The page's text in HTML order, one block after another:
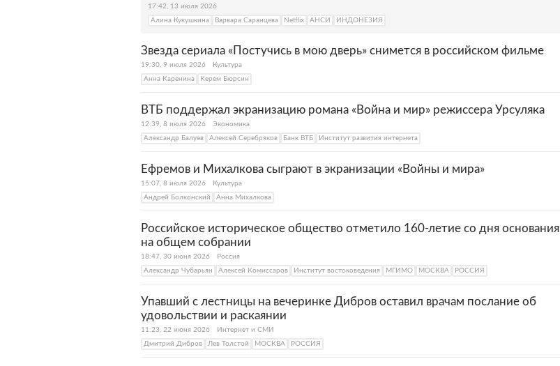
17:42, 13 июля 2026
Алина Кукушкина
Варвара Саранцева Netflix АНСИ ИНДОНЕЗИЯ
Звезда сериала «Постучись в мою дверь» снимется в российском фильме
19:30, 9 июля 2026
Культура
Анна Каренина
Керем Бюрсин
ВТБ поддержал экранизацию романа «Война и мир» режиссера Урсуляка
12:39, 8 июля 2026
Экономика
Александр Балуев
Алексей Серебряков Банк ВТБ Институт развития интернета
Ефремов и Михалкова сыграют в экранизации «Войны и мира»
15:07, 8 июля 2026
Культура
Андрей Болконский
Анна Михалкова
Российское историческое общество отметило 160-летие со дня основания
на общем собрании
18:47, 30 июня 2026
Россия
Александр Чубарьян
Алексей Комиссаров Институт востоковедения МГИМО МОСКВА РОССИЯ
Упавший с лестницы на вечеринке Дибров оставил врачам послание об
удовольствии и раскаянии
11:23, 22 июня 2026
Интернет и СМИ
Дмитрий Дибров
Лев Толстой МОСКВА РОССИЯ